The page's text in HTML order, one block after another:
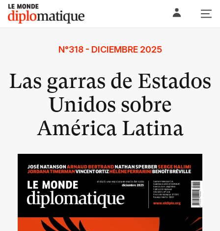
Skip
content
Le monde diplomatique
N°318 - DICIEMBRE 2025
Las garras de Estados
Unidos sobre
América Latina